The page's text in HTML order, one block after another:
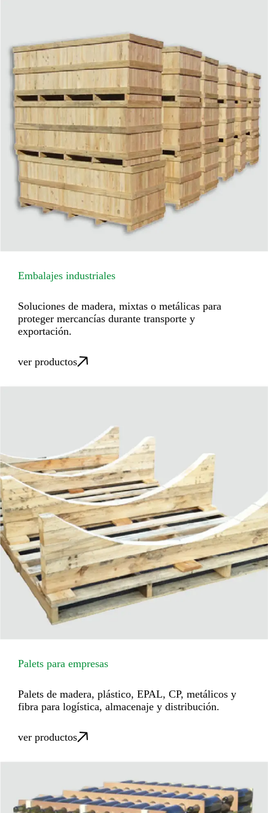
Embalajes industriales
Soluciones de madera, mixtas o metálicas para
proteger mercancías durante transporte y
exportación.
ver productos
Palets para empresas
Palets de madera, plástico, EPAL, CP, metálicos y
fibra para logística, almacenaje y distribución.
ver productos